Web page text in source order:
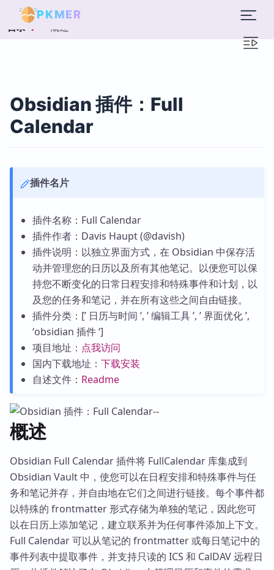
PKMER
目录 概述
Obsidian 插件：Full
Calendar
插件名片
插件名称：Full Calendar
插件作者：Davis Haupt (@davish)
插件说明：以独立界面方式，在 Obsidian 中保存活
动并管理您的日历以及所有其他笔记。以便您可以保
持您不断变化的日常日程安排和特殊事件和计划，以
及您的任务和笔记，并在所有这些之间自由链接。
插件分类：[’ 日历与时间 ’, ’ 编辑工具 ’, ’ 界面优化 ’,
‘obsidian 插件 ‘]
项目地址： 点我访问
国内下载地址： 下载安装
自述文件： Readme
概述
Obsidian Full Calendar 插件将 FullCalendar 库集成到
Obsidian Vault 中，使您可以在日程安排和特殊事件与任
务和笔记并存，并自由地在它们之间进行链接。每个事件都
以特殊的 frontmatter 形式存储为单独的笔记，因此您可
以在日历上添加笔记，建立联系并为任何事件添加上下文。
Full Calendar 可以从笔记的 frontmatter 或每日笔记中的
事件列表中提取事件，并支持只读的 ICS 和 CalDAV 远程日